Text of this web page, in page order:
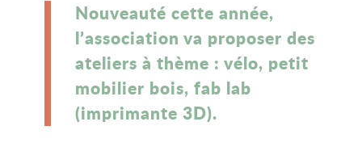
Nouveauté cette année,
l’association va proposer des
ateliers à thème : vélo, petit
mobilier bois, fab lab
(imprimante 3D).